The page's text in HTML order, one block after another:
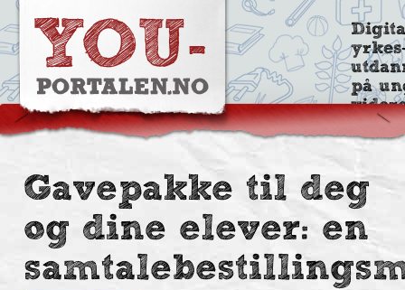
på
Gavepakke til deg
og dine elever: en